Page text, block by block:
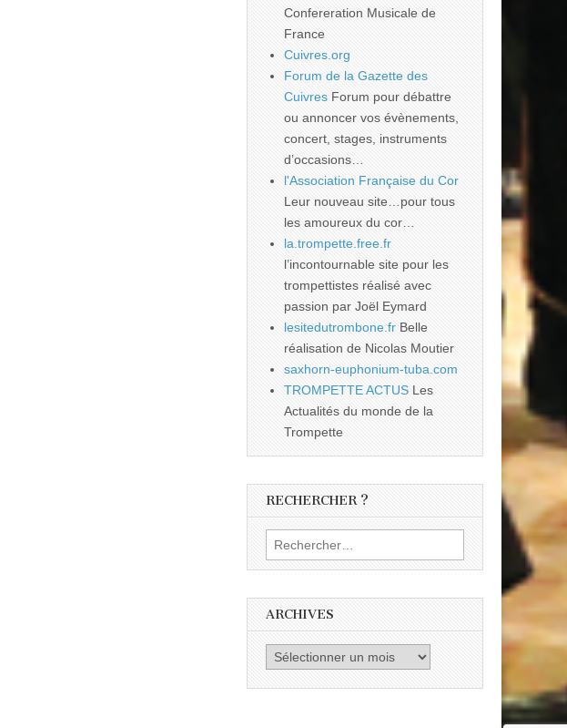
Confereration Musicale de
France
Cuivres.org
Forum de la Gazette des
Cuivres Forum pour débattre
ou annoncer vos évènements,
concert, stages, instruments
d’occasions…
l'Association Française du Cor
Leur nouveau site…pour tous
les amoureux du cor…
la.trompette.free.fr
l’incontournable site pour les
trompettistes réalisé avec
passion par Joël Eymard
lesitedutrombone.fr Belle
réalisation de Nicolas Moutier
saxhorn-euphonium-tuba.com
TROMPETTE ACTUS Les
Actualités du monde de la
Trompette
RECHERCHER ?
Rechercher :
ARCHIVES
Archives